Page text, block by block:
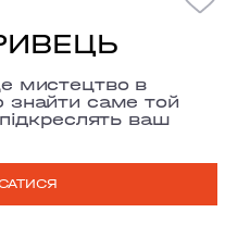
мистецтво в
знайти саме той
ваш